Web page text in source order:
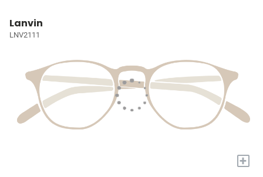
Lanvin
LNV2111
+